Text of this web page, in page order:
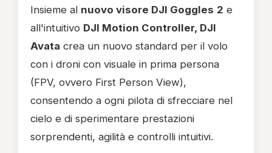
Insieme al nuovo visore DJI Goggles 2 e
all'intuitivo DJI Motion Controller, DJI
Avata crea un nuovo standard per il volo
con i droni con visuale in prima persona
(FPV, ovvero First Person View),
consentendo a ogni pilota di sfrecciare nel
cielo e di sperimentare prestazioni
sorprendenti, agilità e controlli intuitivi.